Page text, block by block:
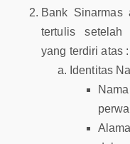
Bank Sinarmas
tertulis setelah
yang terdiri atas :
Identitas